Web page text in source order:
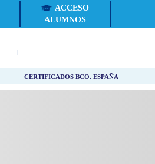
ACCESO
ALUMNOS
CERTIFICADOS BCO. ESPAÑA